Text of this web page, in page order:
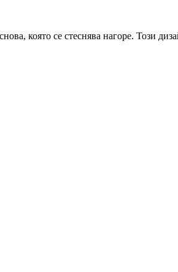
която се стеснява нагоре. Този